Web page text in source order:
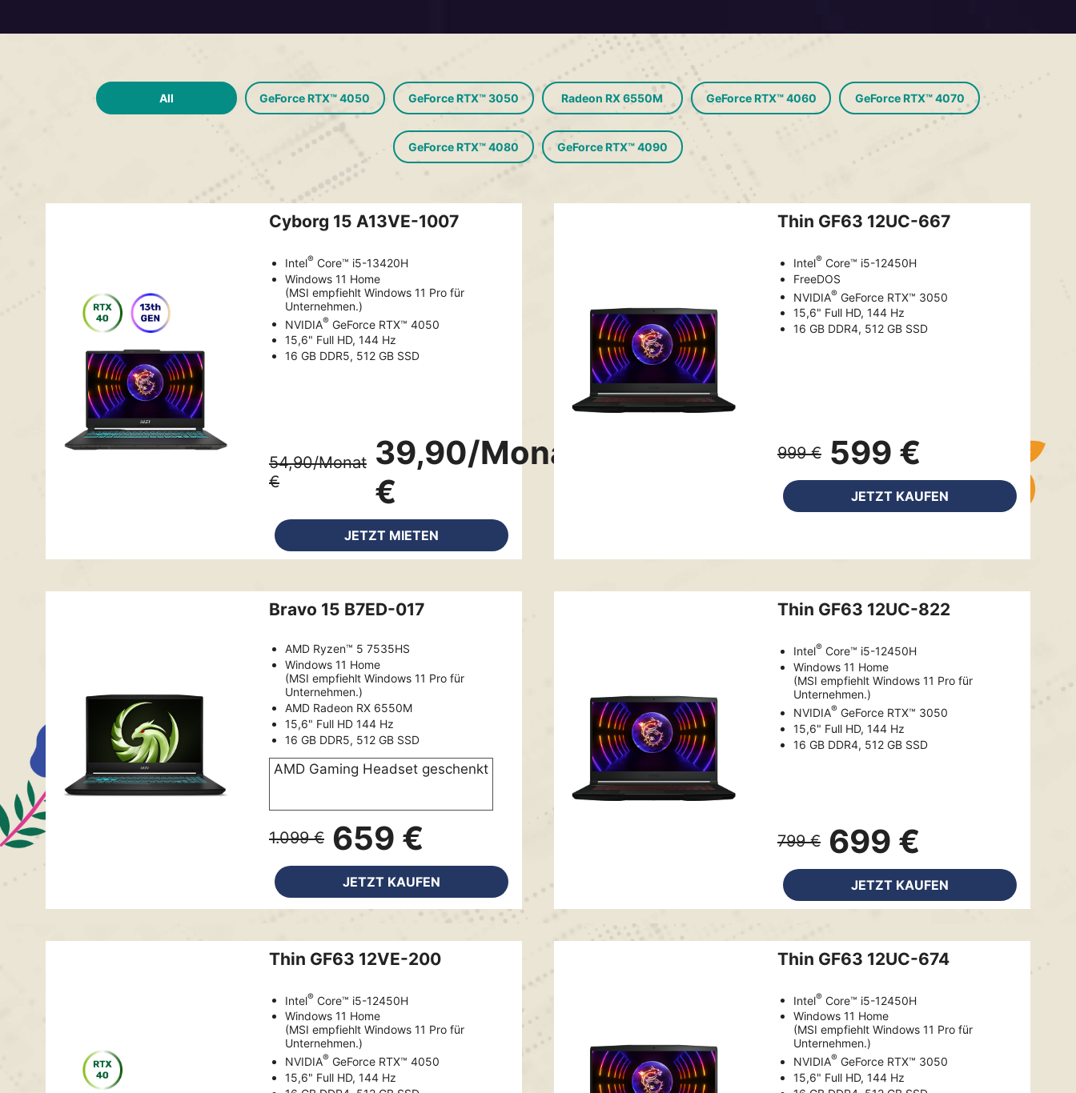
All GeForce RTX™ 4050 GeForce RTX™ 3050 Radeon RX 6550M GeForce RTX™ 4060 GeForce RTX™ 4070
GeForce RTX™ 4080 GeForce RTX™ 4090
Cyborg 15 A13VE-1007
Intel® Core™ i5-13420H
Windows 11 Home
(MSI empfiehlt Windows 11 Pro für
Unternehmen.)
NVIDIA® GeForce RTX™ 4050
15,6" Full HD, 144 Hz
16 GB DDR5, 512 GB SSD
54,90/Monat
€
39,90/Monat
€
JETZT MIETEN
Thin GF63 12UC-667
Intel® Core™ i5-12450H
FreeDOS
NVIDIA® GeForce RTX™ 3050
15,6" Full HD, 144 Hz
16 GB DDR4, 512 GB SSD
999 € 599 €
JETZT KAUFEN
Bravo 15 B7ED-017
AMD Ryzen™ 5 7535HS
Windows 11 Home
(MSI empfiehlt Windows 11 Pro für
Unternehmen.)
AMD Radeon RX 6550M
15,6" Full HD 144 Hz
16 GB DDR5, 512 GB SSD
AMD Gaming Headset geschenkt
1.099 € 659 €
JETZT KAUFEN
Thin GF63 12UC-822
Intel® Core™ i5-12450H
Windows 11 Home
(MSI empfiehlt Windows 11 Pro für
Unternehmen.)
NVIDIA® GeForce RTX™ 3050
15,6" Full HD, 144 Hz
16 GB DDR4, 512 GB SSD
799 € 699 €
JETZT KAUFEN
Thin GF63 12VE-200
Intel® Core™ i5-12450H
Windows 11 Home
(MSI empfiehlt Windows 11 Pro für
Unternehmen.)
NVIDIA® GeForce RTX™ 4050
15,6" Full HD, 144 Hz
Thin GF63 12UC-674
Intel® Core™ i5-12450H
Windows 11 Home
(MSI empfiehlt Windows 11 Pro für
Unternehmen.)
NVIDIA® GeForce RTX™ 3050
15,6" Full HD, 144 Hz